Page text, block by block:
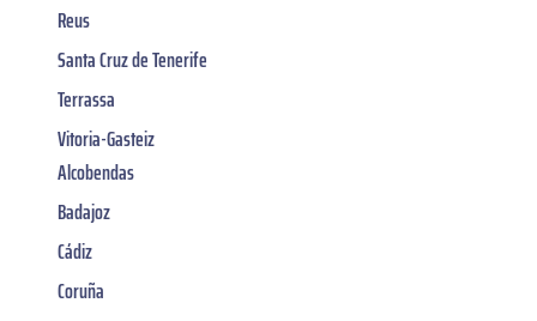
Reus
Santa Cruz de Tenerife
Terrassa
Vitoria-Gasteiz
Alcobendas
Badajoz
Cádiz
Coruña